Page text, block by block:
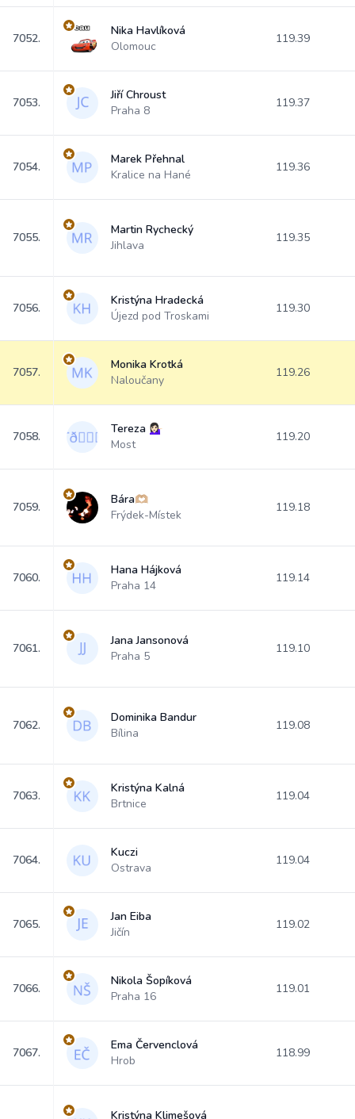
7052.
Nika Havlíková
Olomouc
119.39
7053.
Jiří Chroust
Praha 8
119.37
7054.
Marek Přehnal
Kralice na Hané
119.36
7055.
Martin Rychecký
Jihlava
119.35
7056.
Kristýna Hradecká
Újezd pod Troskami
119.30
7057.
Monika Krotká
Naloučany
119.26
7058.
Tereza 💁🏻‍♀️
Most
119.20
7059.
Bára🫶🏼
Frýdek-Místek
119.18
7060.
Hana Hájková
Praha 14
119.14
7061.
Jana Jansonová
Praha 5
119.10
7062.
Dominika Bandur
Bílina
119.08
7063.
Kristýna Kalná
Brtnice
119.04
7064.
Kuczi
Ostrava
119.04
7065.
Jan Eiba
Jičín
119.02
7066.
Nikola Šopíková
Praha 16
119.01
7067.
Ema Červenclová
Hrob
118.99
Kristýna Klimešová